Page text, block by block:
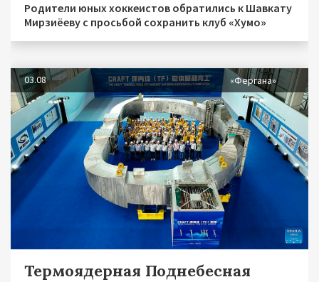
Родители юных хоккеистов обратились к Шавкату
Мирзиёеву с просьбой сохранить клуб «Хумо»
03.08 «Фергана»
Термоядерная Поднебесная